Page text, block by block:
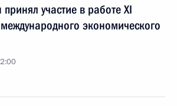
участие в работе XI
международного экономического